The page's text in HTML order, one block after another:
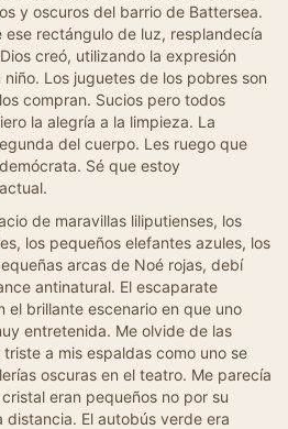
y oscuros del barrio de Battersea.
ese rectángulo de luz, resplandecía
creó, utilizando la expresión
Los juguetes de los pobres son
compran. Sucios pero todos
la alegría a la limpieza. La
del cuerpo. Les ruego que
Sé que estoy
de maravillas liliputienses, los
los pequeños elefantes azules, los
arcas de Noé rojas, debí
antinatural. El escaparate
el brillante escenario en que uno
entretenida. Me olvide de las
a mis espaldas como uno se
oscuras en el teatro. Me parecía
eran pequeños no por su
distancia. El autobús verde era